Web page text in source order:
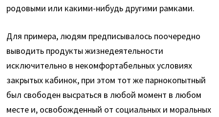
родовыми или какими-нибудь другими рамками.
Для примера, людям предписывалось поочередно
выводить продукты жизнедеятельности
исключительно в некомфортабельных условиях
закрытых кабинок, при этом тот же парнокопытный
был свободен высраться в любой момент в любом
месте и, освобожденный от социальных и моральных